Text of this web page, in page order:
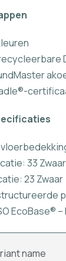
33 Zwaar
23 Zwaar
name